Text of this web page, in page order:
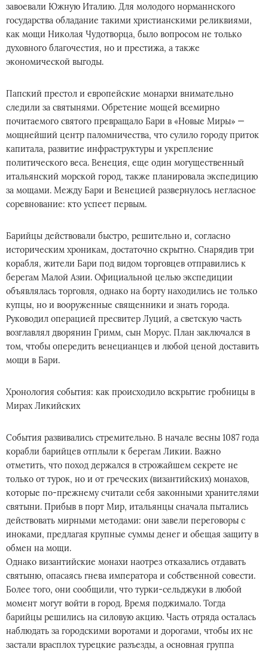
завоевали Южную Италию. Для молодого норманнского
государства обладание такими христианскими реликвиями,
как мощи Николая Чудотворца, было вопросом не только
духовного благочестия, но и престижа, а также
экономической выгоды.
Папский престол и европейские монархи внимательно
следили за святынями. Обретение мощей всемирно
почитаемого святого превращало Бари в «Новые Миры» —
мощнейший центр паломничества, что сулило городу приток
капитала, развитие инфраструктуры и укрепление
политического веса. Венеция, еще один могущественный
итальянский морской город, также планировала экспедицию
за мощами. Между Бари и Венецией развернулось негласное
соревнование: кто успеет первым.
Барийцы действовали быстро, решительно и, согласно
историческим хроникам, достаточно скрытно. Снарядив три
корабля, жители Бари под видом торговцев отправились к
берегам Малой Азии. Официальной целью экспедиции
объявлялась торговля, однако на борту находились не только
купцы, но и вооруженные священники и знать города.
Руководил операцией пресвитер Луций, а светскую часть
возглавлял дворянин Гримм, сын Морус. План заключался в
том, чтобы опередить венецианцев и любой ценой доставить
мощи в Бари.
Хронология события: как происходило вскрытие гробницы в
Мирах Ликийских
События развивались стремительно. В начале весны 1087 года
корабли барийцев отплыли к берегам Ликии. Важно
отметить, что поход держался в строжайшем секрете не
только от турок, но и от греческих (византийских) монахов,
которые по-прежнему считали себя законными хранителями
святыни. Прибыв в порт Мир, итальянцы сначала пытались
действовать мирными методами: они завели переговоры с
иноками, предлагая крупные суммы денег и обещая защиту в
обмен на мощи.
Однако византийские монахи наотрез отказались отдавать
святыню, опасаясь гнева императора и собственной совести.
Более того, они сообщили, что турки-сельджуки в любой
момент могут войти в город. Время поджимало. Тогда
барийцы решились на силовую акцию. Часть отряда осталась
наблюдать за городскими воротами и дорогами, чтобы их не
застали врасплох турецкие разъезды, а основная группа